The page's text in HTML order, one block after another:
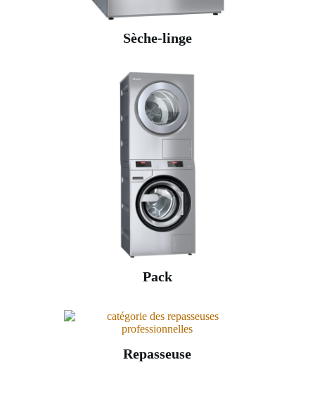
Sèche-linge
Pack
Repasseuse